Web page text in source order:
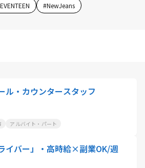
#NewJeans
ル・カウンタースタッフ
アルバイト・パート
イバー」・高時給×副業OK/週